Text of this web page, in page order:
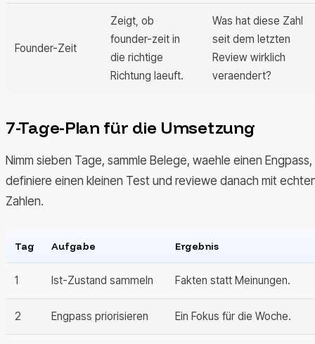
Founder-Zeit
Zeigt, ob
founder-zeit in
die richtige
Richtung laeuft.
Was hat diese Zahl
seit dem letzten
Review wirklich
veraendert?
7-Tage-Plan für die Umsetzung
Nimm sieben Tage, sammle Belege, waehle einen Engpass,
definiere einen kleinen Test und reviewe danach mit
Zahlen.
Tag Aufgabe Ergebnis
1 Ist-Zustand sammeln Fakten statt Meinungen.
2 Engpass priorisieren Ein Fokus für die Woche.